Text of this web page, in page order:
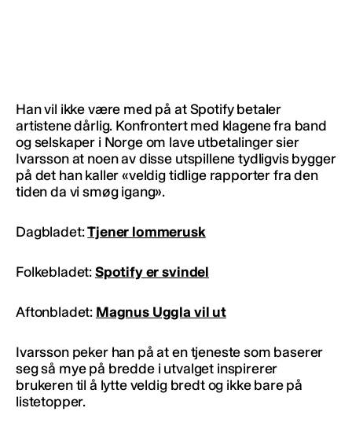
Han vil ikke være med på at Spotify betaler
artistene dårlig. Konfrontert med klagene fra band
og selskaper i Norge om lave utbetalinger sier
Ivarsson at noen av disse utspillene tydligvis bygger
på det han kaller «veldig tidlige rapporter fra den
tiden da vi smøg igang».
Dagbladet:Tjener lommerusk
Folkebladet:Spotify er svindel
Aftonbladet: Magnus Uggla vil ut
Ivarsson peker han på at en tjeneste som baserer
seg så mye på bredde i utvalget inspirerer
brukeren til å lytte veldig bredt og ikke bare på
listetopper.